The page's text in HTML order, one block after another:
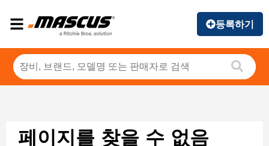
등록하기
페이지를 찾을 수 없음